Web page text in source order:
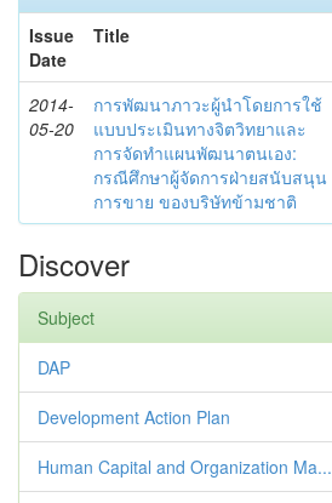
Issue
Date
Title
2014-
05-20
การพัฒนาภาวะผู้นำโดยการใช้
แบบประเมินทางจิตวิทยาและ
การจัดทำแผนพัฒนาตนเอง:
กรณีศึกษาผู้จัดการฝ่ายสนับสนุน
การขาย ของบริษัทข้ามชาติ
Discover
Subject
DAP
Development Action Plan
Human Capital and Organization Ma...